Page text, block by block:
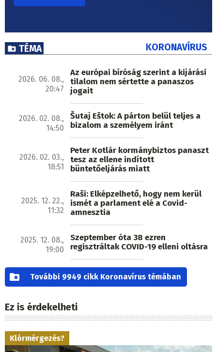
TÉMA KORONAVÍRUS
2026. 06. 08.,
20:47
Az európai bíróság szerint a kijárási
tilalom nem sértette a panaszos
jogait
2026. 02. 08.,
14:50
Šutaj Eštok: A párton belül teljes a
bizalom a személyem iránt
2026. 02. 03.,
18:51
Peter Kotlár kormánybiztos panaszt
tesz az ellene indított
büntetőeljárás miatt
2025. 12. 22.,
11:32
Raši: Elképzelhető, hogy nem kerül
ismét a parlament elé a Covid-
amnesztia
2025. 12. 08.,
19:00
Szeptember óta 38 ezren
regisztráltak COVID-19 elleni oltásra
További 9949 cikk Koronavírus témában
Ez is érdekelheti
Klórmérgezés?